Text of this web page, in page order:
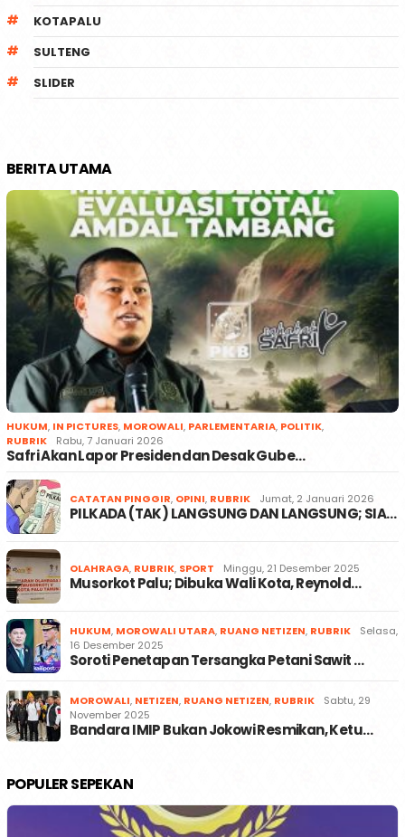
KOTAPALU
SULTENG
SLIDER
BERITA UTAMA
HUKUM, IN PICTURES, MOROWALI, PARLEMENTARIA, POLITIK,
RUBRIK
Rabu, 7 Januari 2026
Safri Akan Lapor Presiden dan Desak Gube…
CATATAN PINGGIR, OPINI, RUBRIK Jumat, 2 Januari 2026
PILKADA (TAK) LANGSUNG DAN LANGSUNG; SIA…
OLAHRAGA, RUBRIK, SPORT Minggu, 21 Desember 2025
Musorkot Palu; Dibuka Wali Kota, Reynold…
HUKUM, MOROWALI UTARA, RUANG NETIZEN, RUBRIK
Selasa,
16 Desember 2025
Soroti Penetapan Tersangka Petani Sawit …
MOROWALI, NETIZEN, RUANG NETIZEN, RUBRIK
Sabtu, 29
November 2025
Bandara IMIP Bukan Jokowi Resmikan, Ketu…
POPULER SEPEKAN